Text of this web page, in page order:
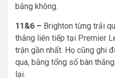
bằng không.
11&6 – Brighton từng trải
thắng liên tiếp tại Premier
trận gần nhất. Họ cũng ghi
qua, bằng tổng số bàn
lại.